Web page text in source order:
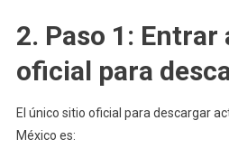
2. Paso 1:
oficial para
El único sitio oficial para descargar
México es: